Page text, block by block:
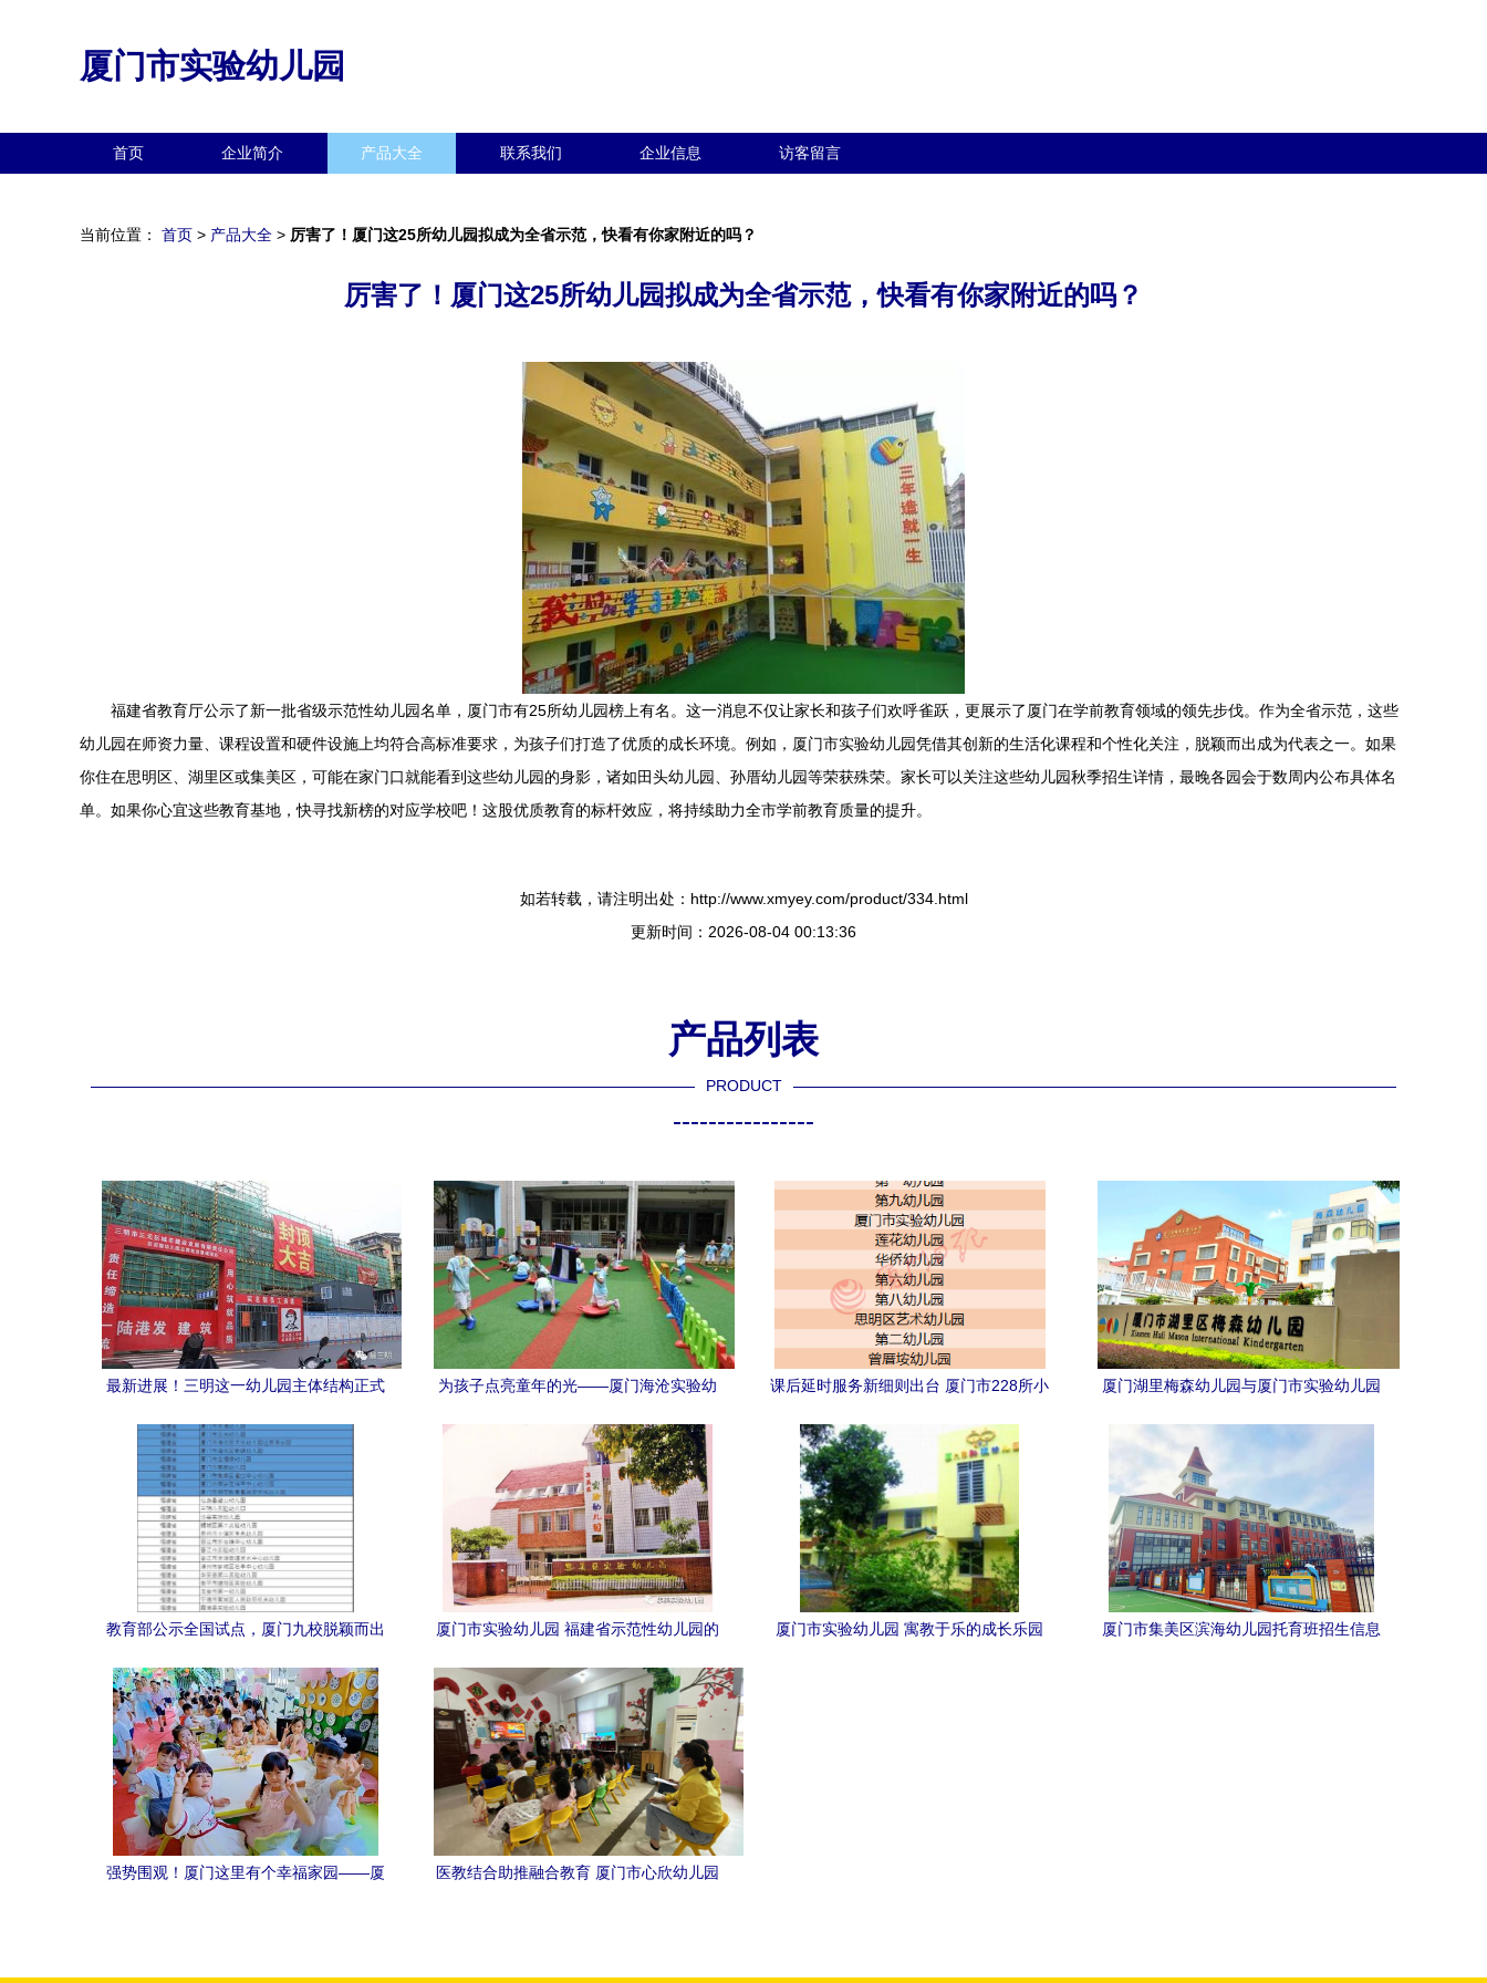
厦门市实验幼儿园
首页 企业简介 产品大全 联系我们 企业信息 访客留言
当前位置： 首页 > 产品大全 > 厉害了！厦门这25所幼儿园拟成为全省示范，快看有你家附近的吗？
厉害了！厦门这25所幼儿园拟成为全省示范，快看有你家附近的吗？
福建省教育厅公示了新一批省级示范性幼儿园名单，厦门市有25所幼儿园榜上有名。这一消息不仅让家长和孩子们欢呼雀跃，更展示了厦门在学前教育领域的领先步伐。作为全省示范，这些
幼儿园在师资力量、课程设置和硬件设施上均符合高标准要求，为孩子们打造了优质的成长环境。例如，厦门市实验幼儿园凭借其创新的生活化课程和个性化关注，脱颖而出成为代表之一。如果
你住在思明区、湖里区或集美区，可能在家门口就能看到这些幼儿园的身影，诸如田头幼儿园、孙厝幼儿园等荣获殊荣。家长可以关注这些幼儿园秋季招生详情，最晚各园会于数周内公布具体名
单。如果你心宜这些教育基地，快寻找新榜的对应学校吧！这股优质教育的标杆效应，将持续助力全市学前教育质量的提升。
如若转载，请注明出处：http://www.xmyey.com/product/334.html
更新时间：2026-08-04 00:13:36
产品列表
PRODUCT
----------------
最新进展！三明这一幼儿园主体结构正式
为孩子点亮童年的光——厦门海沧实验幼
课后延时服务新细则出台 厦门市228所小
厦门湖里梅森幼儿园与厦门市实验幼儿园
教育部公示全国试点，厦门九校脱颖而出
厦门市实验幼儿园 福建省示范性幼儿园的
厦门市实验幼儿园 寓教于乐的成长乐园
厦门市集美区滨海幼儿园托育班招生信息
强势围观！厦门这里有个幸福家园——厦
医教结合助推融合教育 厦门市心欣幼儿园